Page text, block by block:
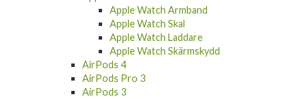
Apple Watch Armband
Apple Watch Skal
Apple Watch Laddare
Apple Watch Skärmskydd
AirPods 4
AirPods Pro 3
AirPods 3